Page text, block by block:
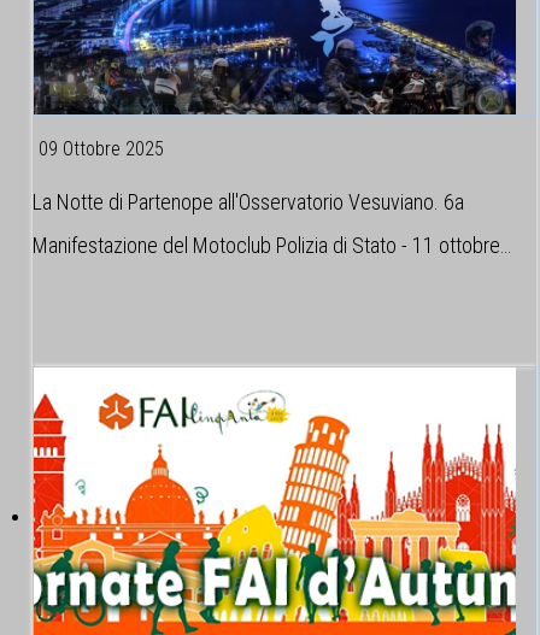
09 Ottobre 2025
La Notte di Partenope all'Osservatorio Vesuviano. 6a
Manifestazione del Motoclub Polizia di Stato - 11 ottobre…